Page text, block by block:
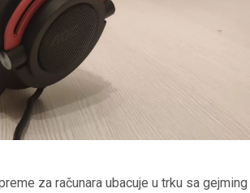
za računara ubacuje u trku sa gejming